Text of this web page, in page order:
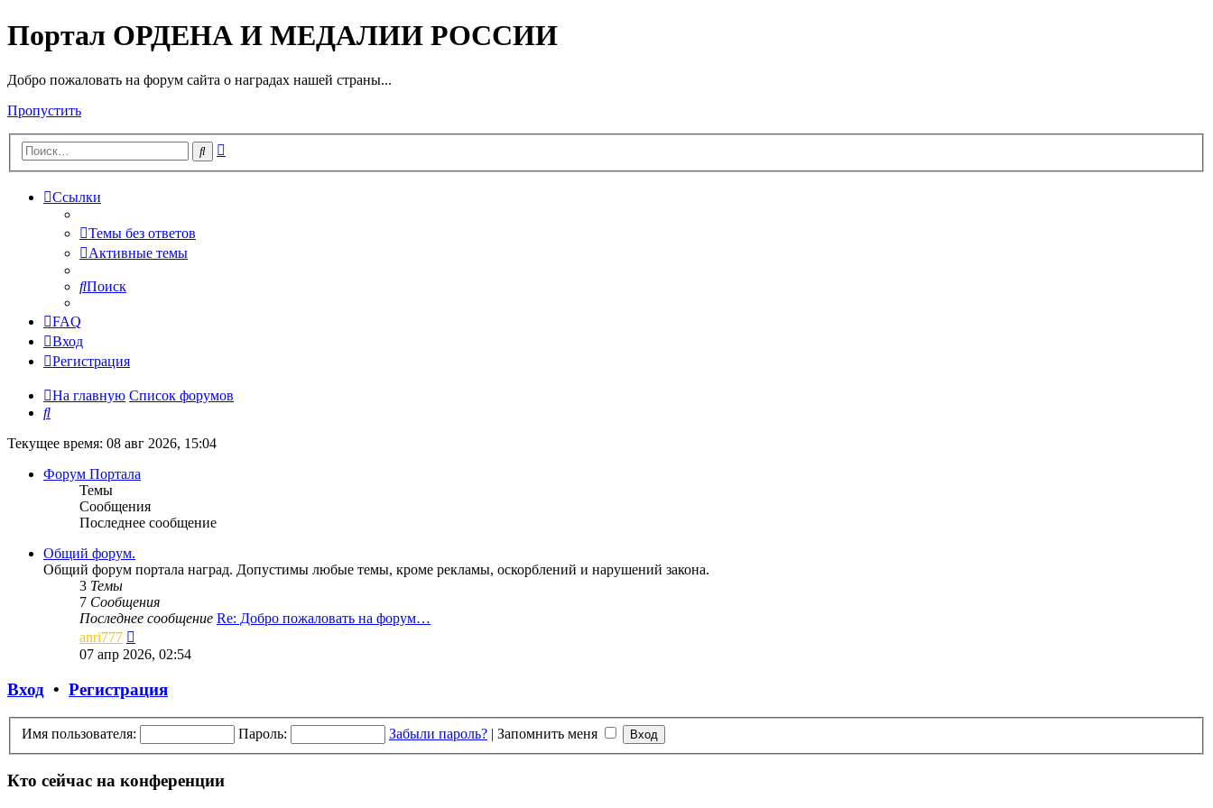
Портал ОРДЕНА И МЕДАЛИИ РОССИИ
Добро пожаловать на форум сайта о наградах нашей страны...
Пропустить
Поиск
Ссылки
Темы без ответов
Активные темы
Поиск
FAQ
Вход
Регистрация
На главную Список форумов
Поиск
Текущее время: 08 авг 2026, 15:04
Форум Портала
Темы
Сообщения
Последнее сообщение
Общий форум.
Общий форум портала наград. Допустимы любые темы, кроме рекламы, оскорблений и нарушений закона.
3 Темы
7 Сообщения
Последнее сообщение Re: Добро пожаловать на форум…
anri777
к
07 апр 2026, 02:54
Вход • Регистрация
Имя пользователя: Пароль: Забыли пароль? | Запомнить меня
Кто сейчас на конференции